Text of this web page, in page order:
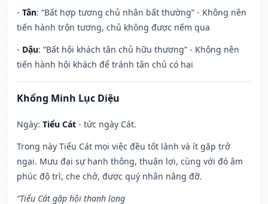
- Tân: “Bất hợp tương chủ nhân bất thường” - Không nên
tiến hành trộn tương, chủ không được nếm qua
- Dậu: “Bất hội khách tân chủ hữu thương” - Không nên
tiến hành hội khách để tránh tân chủ có hại
Khổng Minh Lục Diệu
Ngày: Tiểu Cát - tức ngày Cát.
Trong này Tiểu Cát mọi việc đều tốt lành và ít gặp trở
ngại. Mưu đại sự hanh thông, thuận lợi, cùng với đó âm
phúc độ trì, che chở, được quý nhân nâng đỡ.
“Tiểu Cát gặp hội thanh long